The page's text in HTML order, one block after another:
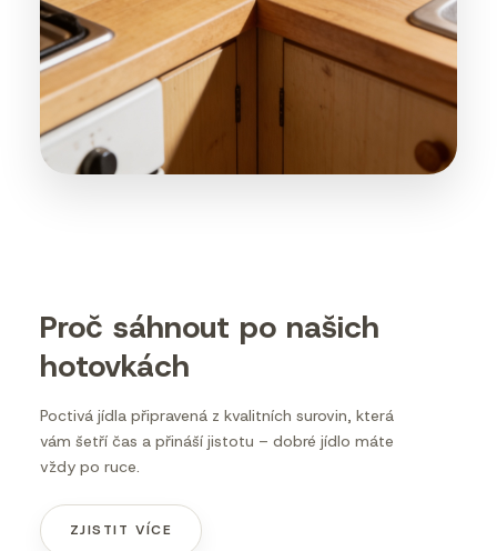
Proč sáhnout po našich
hotovkách
Poctivá jídla připravená z kvalitních surovin, která
vám šetří čas a přináší jistotu – dobré jídlo máte
vždy po ruce.
ZJISTIT VÍCE